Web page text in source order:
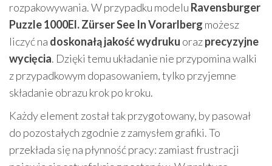
rozpakowywania. W przypadku modelu Ravensburger
Puzzle 1000El. Zürser See In Vorarlberg możesz
liczyć na doskonałą jakość wydruku orazprecyzyjne
wycięcia. Dzięki temu układanie nie przypomina walki
z przypadkowym dopasowaniem, tylko przyjemne
składanie obrazu krok po kroku.
Każdy element został tak przygotowany, by pasował
do pozostałych zgodnie z zamysłem grafiki. To
przekłada się na płynność pracy: zamiast frustracji